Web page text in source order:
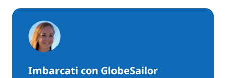
Imbarcati con GlobeSailor